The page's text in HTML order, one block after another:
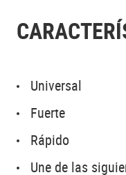
Universal
Fuerte
Rápido
Une de las